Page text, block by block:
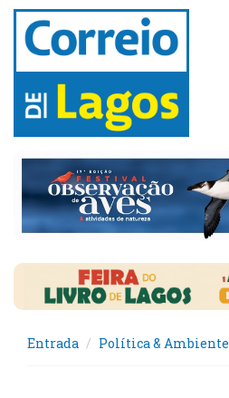
Entrada Política & Ambiente